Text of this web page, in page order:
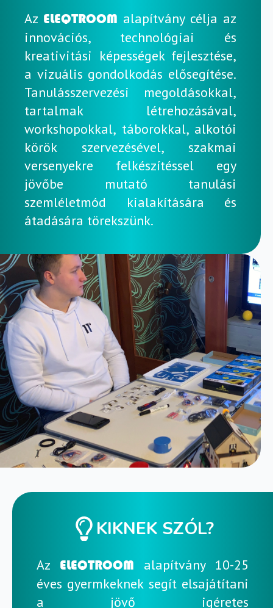
Az ELEQTROOM alapítvány célja az
innovációs, technológiai és
kreativitási képességek fejlesztése,
a vizuális gondolkodás elősegítése.
Tanulásszervezési megoldásokkal,
tartalmak létrehozásával,
workshopokkal, táborokkal, alkotói
körök szervezésével, szakmai
versenyekre felkészítéssel egy
jövőbe mutató tanulási
szemléletmód kialakítására és
átadására törekszünk.
KIKNEK SZÓL?
Az ELEQTROOM alapítvány 10-25
éves gyermkeknek segít elsajátítani
a jövő igéretes